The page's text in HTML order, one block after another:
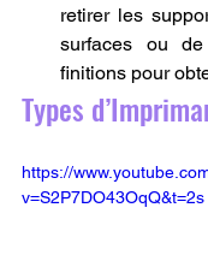
retirer les
surfaces ou de
finitions pour
Types
https://
v=S2P7DO43OqQ&t=2s